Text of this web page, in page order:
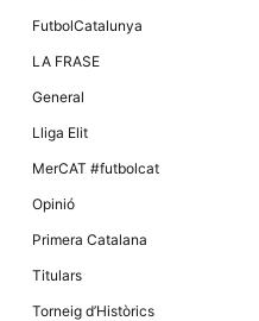
FutbolCatalunya
LA FRASE
General
Lliga Elit
MerCAT #futbolcat
Opinió
Primera Catalana
Titulars
Torneig d’Històrics